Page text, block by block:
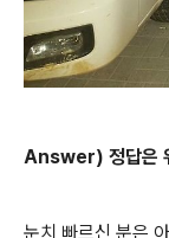
Answer) 정답은
눈치 빠르신 분은